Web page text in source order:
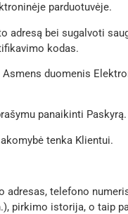
parduotuvėje.
adresą bei sugalvoti
kodas.
duomenis
panaikinti Paskyrą.
tenka Klientui.
adresas, telefono
pirkimo istorija, o taip